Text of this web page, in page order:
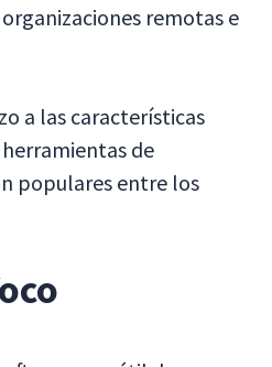
remotas e
a las características
de
populares entre los